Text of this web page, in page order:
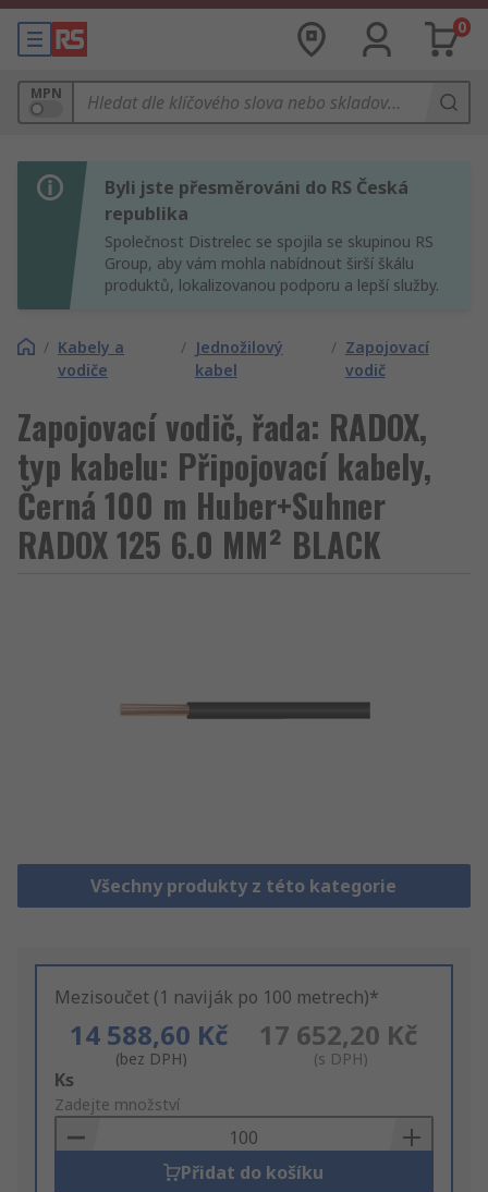
0
MPN
Byli jste přesměrováni do RS Česká
republika
Společnost Distrelec se spojila se skupinou RS
Group, aby vám mohla nabídnout širší škálu
produktů, lokalizovanou podporu a lepší služby.
/ Kabely a
vodiče
/ Jednožilový
kabel
/ Zapojovací
vodič
Zapojovací vodič, řada: RADOX,
typ kabelu: Připojovací kabely,
Černá 100 m Huber+Suhner
RADOX 125 6.0 MM² BLACK
Všechny produkty z této kategorie
Mezisoučet (1 naviják po 100 metrech)*
14 588,60 Kč
(bez DPH)
17 652,20 Kč
(s DPH)
Add
to
Basket
Ks
Zadejte množství
Přidat do košíku